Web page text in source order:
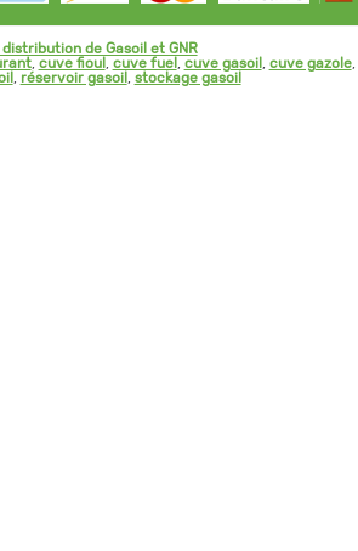
de Gasoil et GNR
, cuve fioul , cuve fuel , cuve gasoil , cuve gazole,
, réservoir gasoil , stockage gasoil